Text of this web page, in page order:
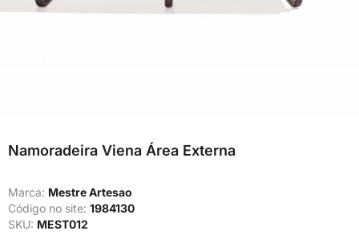
Namoradeira Viena Área Externa
Marca: Mestre Artesao
Código no site: 1984130
SKU: MEST012